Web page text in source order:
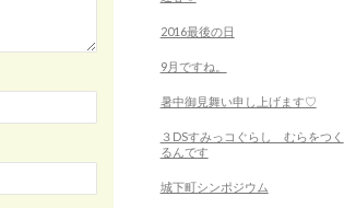
2016最後の日
9月ですね。
暑中御見舞い申し上げます♡
３DSすみっコぐらし むらをつく
るんです
城下町シンポジウム